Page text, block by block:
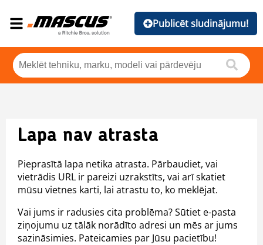
Publicēt sludinājumu!
Lapa nav atrasta
Pieprasītā lapa netika atrasta. Pārbaudiet, vai
vietrādis URL ir pareizi uzrakstīts, vai arī skatiet
mūsu vietnes karti, lai atrastu to, ko meklējat.
Vai jums ir radusies cita problēma? Sūtiet e-pasta
ziņojumu uz tālāk norādīto adresi un mēs ar jums
sazināsimies. Pateicamies par Jūsu pacietību!